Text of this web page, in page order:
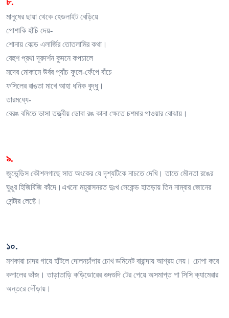
মানুষের ছায়া থেকে হেডলাইট বেড়িয়ে
পোশাকি হাঁচি দেয়-
শোনায় কোল্ড এলার্জির তোতলামির কথা।
বেহুশ প্রথা দূরদর্শন কুদনে কপচালে
মদের মোকামে উর্বর প্যাঁচ ফুলে-ফেঁপে বাঁচে
ফসিলের রাঙতা মাখে আহা ধনিক বুদ্ধু।
তারমধ্যে-
বেরঙ বমিতে ভাসা তত্ত্বীয় ডোবা রঙ কানা ক্ষেতে চশমার পাওয়ার বোঝায়।
৯.
জুভেন্ডিস কৌশলগাছে সাত অংকের যে দৃশ্যটিকে নাচতে দেখি। তাতে মৌনতা রঙের
ঘুঙুর হিজিবিজি কাঁদে।এখনো ময়ূরাসনরত দুঃখ সেকেন্ড হাতড়ায় তিন নাম্বার জোনের
সেন্টার লেফ্টে।
১০.
মশকারা চাদর গায়ে হাঁটলে দোলনচাঁপার চোখ ডমিনেট বারান্দায় আশ্রয় নেয়। চোপা করে
কপালের ভাঁজ। তাড়াতাড়ি কড়িডোরের গুদগুদি টের পেয়ে অসমাপ্ত পা সিসি ক্যামেরার
অন্তরে দৌঁড়ায়।